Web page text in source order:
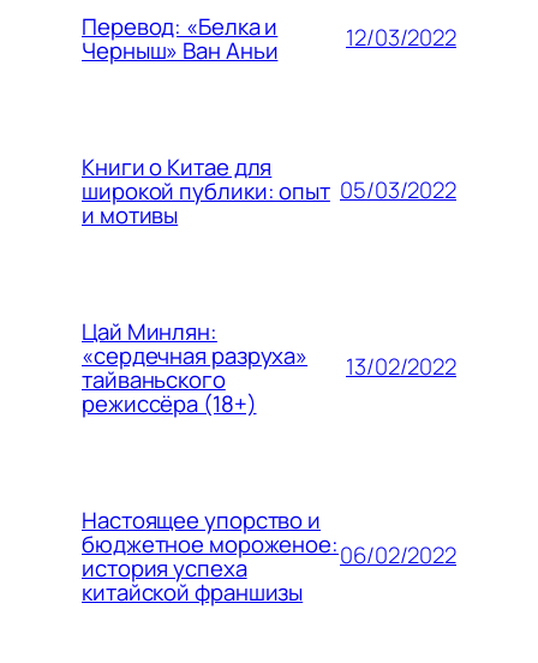
Перевод: «Белка и
Черныш» Ван Аньи 12/03/2022
Книги о Китае для
широкой публики: опыт
и мотивы
05/03/2022
Цай Минлян:
«сердечная разруха»
тайваньского
режиссёра (18+)
13/02/2022
Настоящее упорство и
бюджетное мороженое:
история успеха
китайской франшизы
06/02/2022